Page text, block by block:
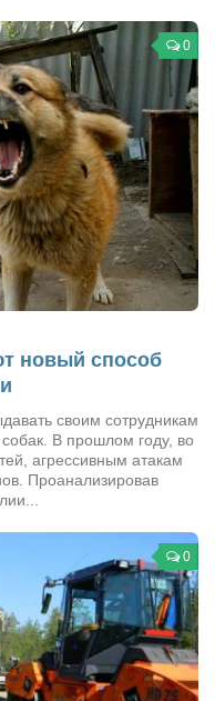
0
новый способ
своим сотрудникам
В прошлом году, во
агрессивным атакам
Проанализировав
0